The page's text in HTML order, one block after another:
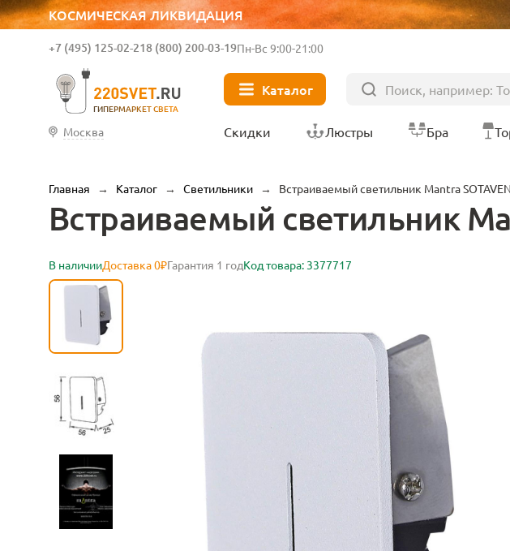
КОСМИЧЕСКАЯ ЛИКВИДАЦИЯ
ГИПЕРМАРКЕТ СВЕТА
+7 (495) 125-02-218 (800) 200-03-19Пн-Вс 9:00-21:00
Каталог
Москва Скидки Люстры Бра
Главная → Каталог → Светильники → Встраиваемый светильник Mantra
Встраиваемый светильник
В наличииДоставка 0₽Гарантия 1 годКод товара: 3377717